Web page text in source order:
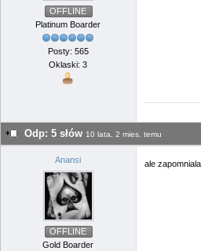
OFFLINE
Platinum Boarder
Posty: 565
Oklaski: 3
Odp: 5 słów 10 lata, 2 mies. temu
Anansi
OFFLINE
Gold Boarder
ale zapomniala